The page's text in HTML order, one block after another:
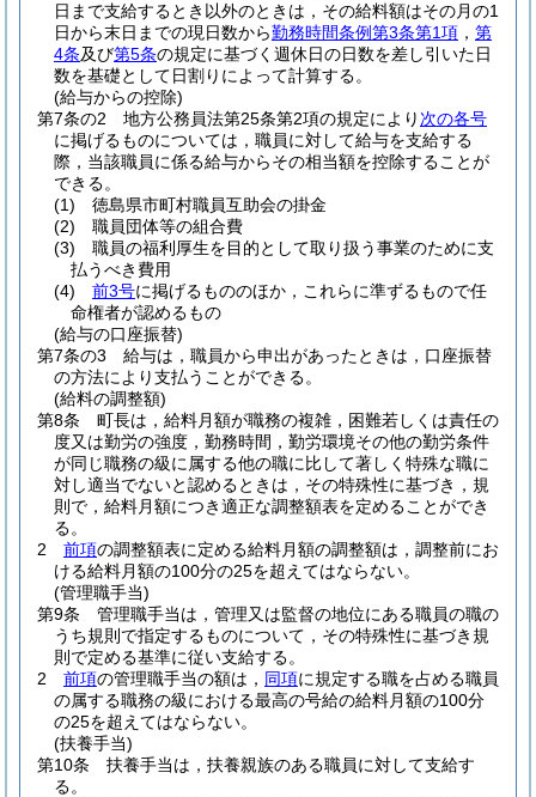
日まで支給するとき以外のときは，その給料額はその月の1
日から末日までの現日数から勤務時間条例第3条第1項 ， 第
4条及び第5条の規定に基づく週休日の日数を差し引いた日
数を基礎として日割りによって計算する。
(給与からの控除)
第7条の2
地方公務員法第25条第2項の規定により 次の各号
に掲げるものについては，職員に対して給与を支給する
際，当該職員に係る給与からその相当額を控除することが
できる。
(1)
徳島県市町村職員互助会の掛金
(2)
職員団体等の組合費
(3)
職員の福利厚生を目的として取り扱う事業のために支
払うべき費用
(4)
前3号に掲げるもののほか，これらに準ずるもので任
命権者が認めるもの
(給与の口座振替)
第7条の3
給与は，職員から申出があったときは，口座振替
の方法により支払うことができる。
(給料の調整額)
第8条
町長は，給料月額が職務の複雑，困難若しくは責任の
度又は勤労の強度，勤務時間，勤労環境その他の勤労条件
が同じ職務の級に属する他の職に比して著しく特殊な職に
対し適当でないと認めるときは，その特殊性に基づき，規
則で，給料月額につき適正な調整額表を定めることができ
る。
2
前項の調整額表に定める給料月額の調整額は，調整前にお
ける給料月額の100分の25を超えてはならない。
(管理職手当)
第9条
管理職手当は，管理又は監督の地位にある職員の職の
うち規則で指定するものについて，その特殊性に基づき規
則で定める基準に従い支給する。
2
前項の管理職手当の額は， 同項に規定する職を占める職員
の属する職務の級における最高の号給の給料月額の100分
の25を超えてはならない。
(扶養手当)
第10条
扶養手当は，扶養親族のある職員に対して支給す
る。